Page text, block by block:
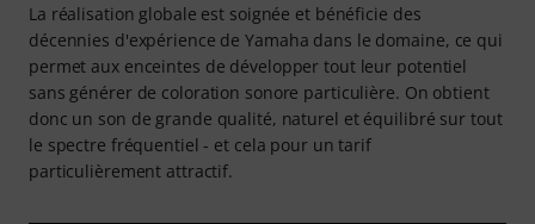
La réalisation globale est soignée et bénéficie des
décennies d'expérience de Yamaha dans le domaine, ce qui
permet aux enceintes de développer tout leur potentiel
sans générer de coloration sonore particulière. On obtient
donc un son de grande qualité, naturel et équilibré sur tout
le spectre fréquentiel - et cela pour un tarif
particulièrement attractif.